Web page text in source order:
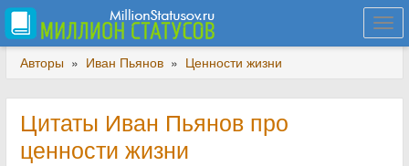
Авторы » Иван Пьянов » Ценности жизни
Цитаты Иван Пьянов про
ценности жизни